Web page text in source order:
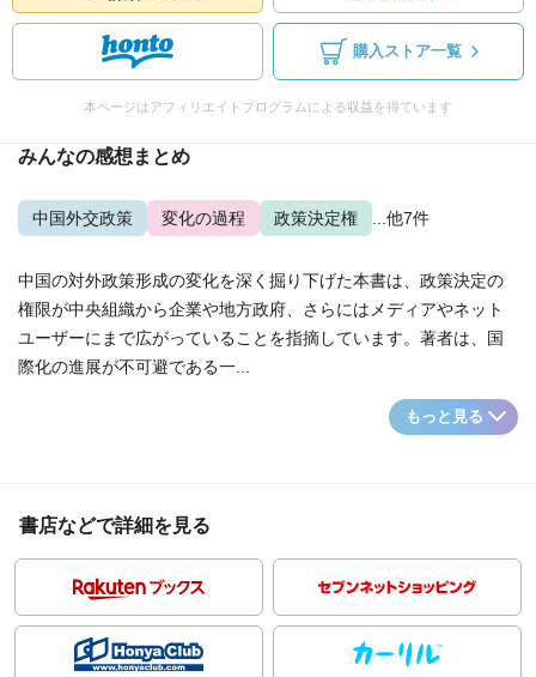
購入ストア一覧
本ページはアフィリエイトプログラムによる収益を得ています
みんなの感想まとめ
中国外交政策 変化の過程 政策決定権 ...他7件
中国の対外政策形成の変化を深く掘り下げた本書は、政策決定の
権限が中央組織から企業や地方政府、さらにはメディアやネット
ユーザーにまで広がっていることを指摘しています。著者は、国
際化の進展が不可避である一...
もっと見る
書店などで詳細を見る